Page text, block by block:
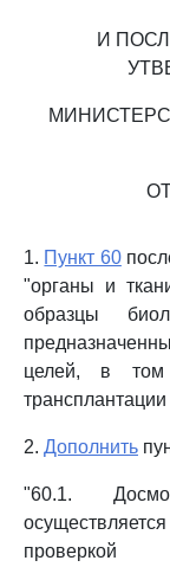
И
1. Пункт 60
"органы и
образцы
целей, в том
2. Дополнить
"60.1.
проверкой